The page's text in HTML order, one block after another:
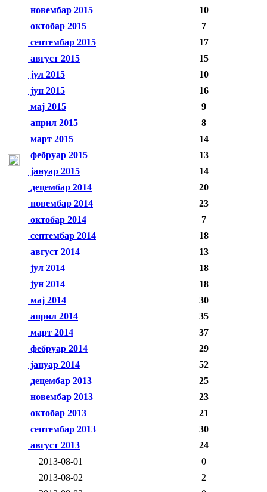
новембар 2015
10
октобар 2015
7
септембар 2015
17
август 2015
15
јул 2015
10
јун 2015
16
мај 2015
9
април 2015
8
март 2015
14
фебруар 2015
13
јануар 2015
14
децембар 2014
20
новембар 2014
23
октобар 2014
7
септембар 2014
18
август 2014
13
јул 2014
18
јун 2014
18
мај 2014
30
април 2014
35
март 2014
37
фебруар 2014
29
јануар 2014
52
децембар 2013
25
новембар 2013
23
октобар 2013
21
септембар 2013
30
август 2013
24
2013-08-01
0
2013-08-02
2